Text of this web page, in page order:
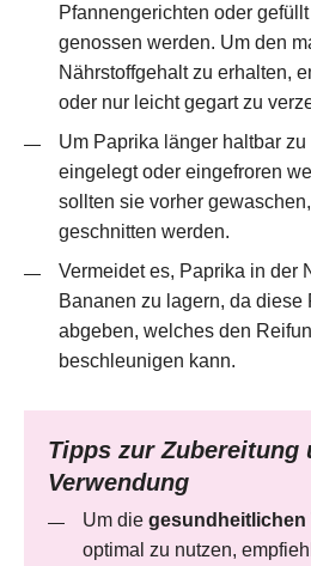
Pfannengerichten oder
genossen werden. Um den
Nährstoffgehalt zu erhalten,
oder nur leicht gegart zu
Um Paprika länger haltbar
eingelegt oder eingefroren
sollten sie vorher
geschnitten werden. ​
Vermeidet es, Paprika in der
Bananen zu lagern, da diese
abgeben, welches den
beschleunigen kann. ​
Tipps zur Zubereitung
Verwendung
Um die gesundheitlichen
optimal zu nutzen,